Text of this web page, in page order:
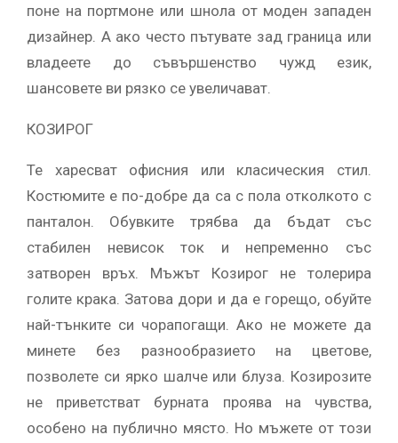
поне на портмоне или шнола от моден западен
дизайнер. А ако често пътувате зад граница или
владеете до съвършенство чужд език,
шансовете ви рязко се увеличават.
КОЗИРОГ
Те харесват офисния или класическия стил.
Костюмите е по-добре да са с пола отколкото с
панталон. Обувките трябва да бъдат със
стабилен невисок ток и непременно със
затворен връх. Мъжът Козирог не толерира
голите крака. Затова дори и да е горещо, обуйте
най-тънките си чорапогащи. Ако не можете да
минете без разнообразието на цветове,
позволете си ярко шалче или блуза. Козирозите
не приветстват бурната проява на чувства,
особено на публично място. Но мъжете от този